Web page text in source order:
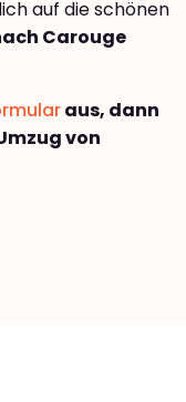
auf die schönen
Carouge
aus, dann
von